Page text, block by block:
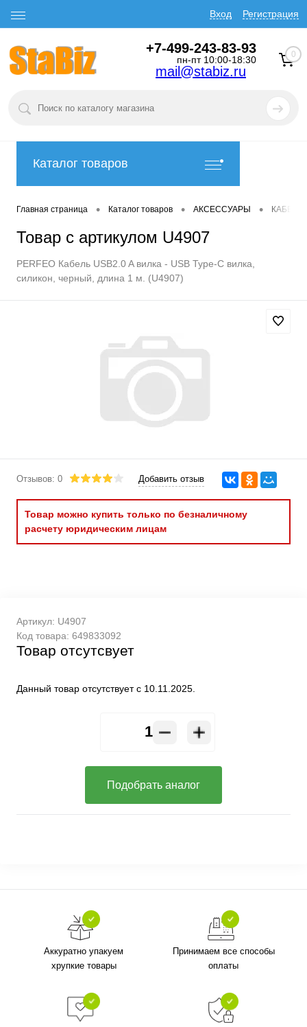
Вход Регистрация
+7-499-243-83-93
пн-пт 10:00-18:30
mail@stabiz.ru
0
Каталог товаров
Главная страница • Каталог товаров • АКСЕССУАРЫ •
Товар с артикулом U4907
PERFEO Кабель USB2.0 A вилка - USB Type-C вилка,
силикон, черный, длина 1 м. (U4907)
Отзывов: 0 Добавить отзыв
Товар можно купить только по безналичному
расчету юридическим лицам
Артикул: U4907
Код товара: 649833092
Товар отсутсвует
Данный товар отсутствует с 10.11.2025.
Подобрать аналог
Аккуратно упакуем
хрупкие товары
Принимаем все способы
оплаты